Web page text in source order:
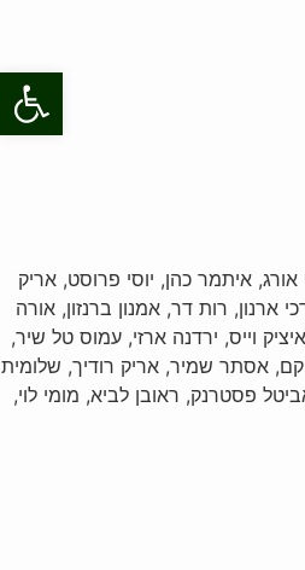
פתח
אורג, איתמר כהן, יוסי פרוסט, אריק
ארנון, רות דר, אמנון ברנזון, אורה
וייס, ירדנה ארזי, עמוס טל שיר,
קם, אסתר שמיר, אריק רודיך, שלומית
פסטרנק, ראובן לביא, מומי לוי,